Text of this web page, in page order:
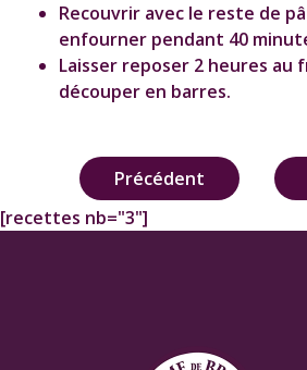
Recouvrir avec le reste de
enfourner pendant 40
Laisser reposer 2 heures au
découper en barres.
Navigation
de
Précédent
[recettes nb="3"]